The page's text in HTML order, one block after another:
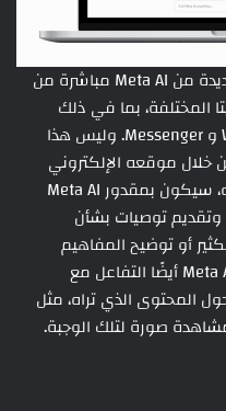
يمكنك الآن الوصول إلى النسخة الجديدة من Meta AI مباشرة من
المختلفة، بما في ذلك
Facebook و Instagram و WhatsApp و Messenger. وليس هذا
خلال موقعه الإلكتروني
. وبعد الوصول إليه، سيكون بمقدور Meta AI
توصيات بشأن
أو توضيح المفاهيم
المعقدة. على الفيسبوك، يمكن لـ Meta AI أيضًا التفاعل مع
المحتوى الذي تراه، مثل
صورة لتلك الوجبة.